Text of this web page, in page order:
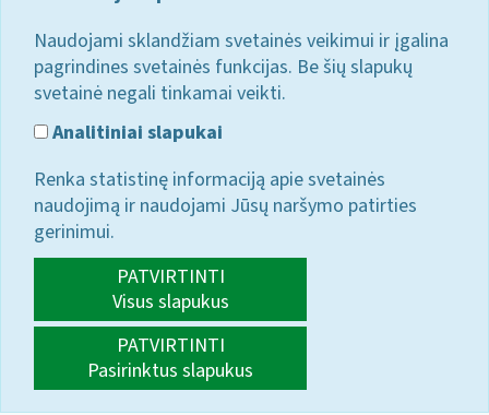
Naudojami sklandžiam svetainės veikimui ir įgalina
pagrindines svetainės funkcijas. Be šių slapukų
svetainė negali tinkamai veikti.
Analitiniai slapukai
Renka statistinę informaciją apie svetainės
naudojimą ir naudojami Jūsų naršymo patirties
gerinimui.
PATVIRTINTI
Visus slapukus
PATVIRTINTI
Pasirinktus slapukus